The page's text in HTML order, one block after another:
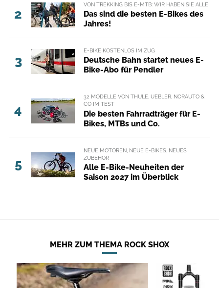
2
VON TREKKING BIS E-MTB: WIR HABEN SIE ALLE!
Das sind die besten E-Bikes des
Jahres!
3
E-BIKE KOSTENLOS IM ZUG
Deutsche Bahn startet neues E-
Bike-Abo für Pendler
4
32 MODELLE VON THULE, UEBLER, NORAUTO &
CO IM TEST
Die besten Fahrradträger für E-
Bikes, MTBs und Co.
5
NEUE MOTOREN, NEUE E-BIKES, NEUES
ZUBEHÖR
Alle E-Bike-Neuheiten der
Saison 2027 im Überblick
MEHR ZUM THEMA ROCK SHOX